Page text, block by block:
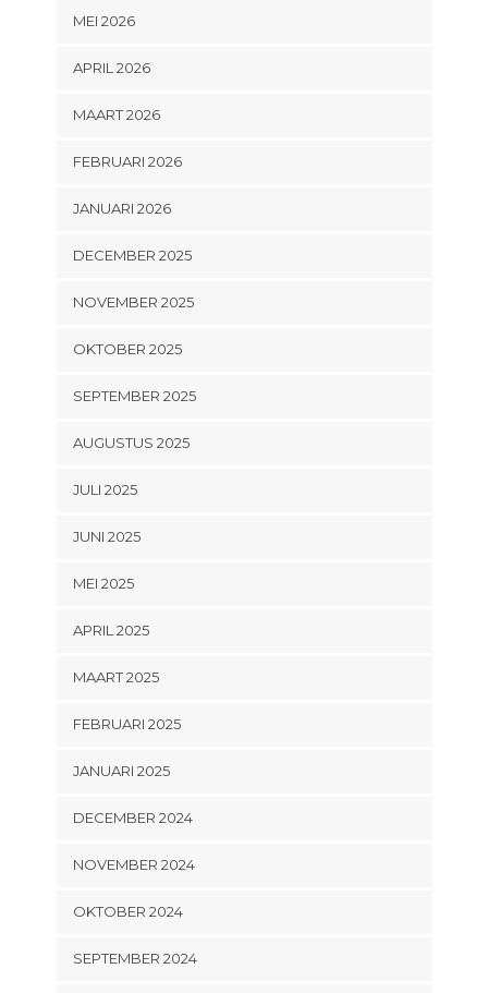
MEI 2026
APRIL 2026
MAART 2026
FEBRUARI 2026
JANUARI 2026
DECEMBER 2025
NOVEMBER 2025
OKTOBER 2025
SEPTEMBER 2025
AUGUSTUS 2025
JULI 2025
JUNI 2025
MEI 2025
APRIL 2025
MAART 2025
FEBRUARI 2025
JANUARI 2025
DECEMBER 2024
NOVEMBER 2024
OKTOBER 2024
SEPTEMBER 2024